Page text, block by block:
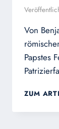
Von
Papstes
ZUM